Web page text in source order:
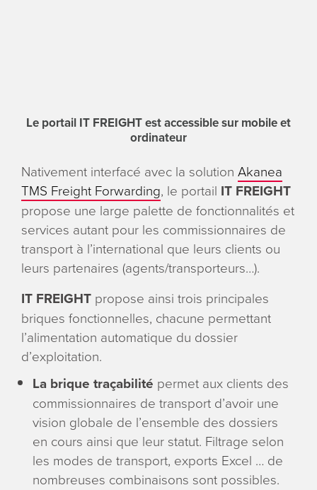
Le portail IT FREIGHT est accessible sur mobile et
ordinateur
Nativement interfacé avec la solution Akanea
TMS Freight Forwarding, le portail IT FREIGHT
propose une large palette de fonctionnalités et
services autant pour les commissionnaires de
transport à l’international que leurs clients ou
leurs partenaires (agents/transporteurs…).
IT FREIGHTpropose ainsi trois principales
briques fonctionnelles, chacune permettant
l’alimentation automatique du dossier
d’exploitation.
La brique traçabilité permet aux clients des
commissionnaires de transport d’avoir une
vision globale de l’ensemble des dossiers
en cours ainsi que leur statut. Filtrage selon
les modes de transport, exports Excel … de
nombreuses combinaisons sont possibles.